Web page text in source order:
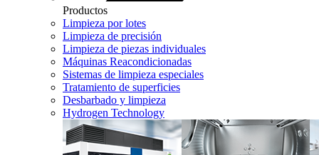
Productos
Limpieza por lotes
Limpieza de precisión
Limpieza de piezas individuales
Máquinas Reacondicionadas
Sistemas de limpieza especiales
Tratamiento de superficies
Desbarbado y limpieza
Hydrogen Technology